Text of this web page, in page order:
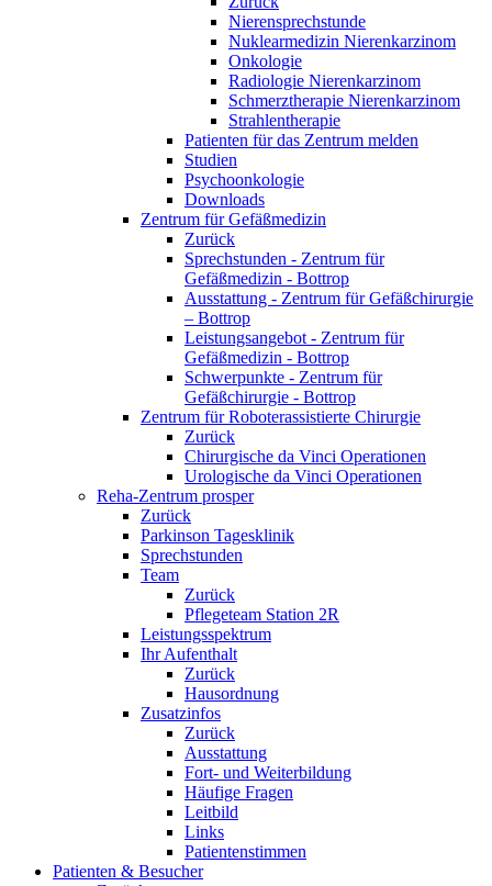
Nierensprechstunde
Nuklearmedizin Nierenkarzinom
Onkologie
Radiologie Nierenkarzinom
Schmerztherapie Nierenkarzinom
Strahlentherapie
Patienten für das Zentrum melden
Studien
Psychoonkologie
Downloads
Zentrum für Gefäßmedizin
Zurück
Sprechstunden - Zentrum für
Gefäßmedizin - Bottrop
Ausstattung - Zentrum für Gefäßchirurgie
– Bottrop
Leistungsangebot - Zentrum für
Gefäßmedizin - Bottrop
Schwerpunkte - Zentrum für
Gefäßchirurgie - Bottrop
Zentrum für Roboterassistierte Chirurgie
Zurück
Chirurgische da Vinci Operationen
Urologische da Vinci Operationen
Reha-Zentrum prosper
Zurück
Parkinson Tagesklinik
Sprechstunden
Team
Zurück
Pflegeteam Station 2R
Leistungsspektrum
Ihr Aufenthalt
Zurück
Hausordnung
Zusatzinfos
Zurück
Ausstattung
Fort- und Weiterbildung
Häufige Fragen
Leitbild
Links
Patientenstimmen
Patienten & Besucher